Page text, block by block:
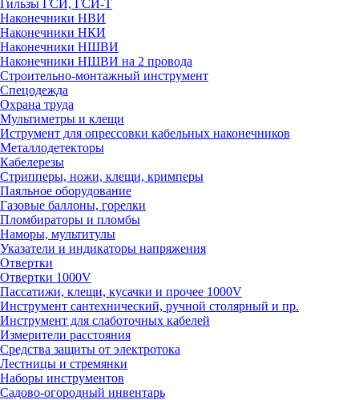
Гильзы ГСИ, ГСИ-Т
Наконечники НВИ
Наконечники НКИ
Наконечники НШВИ
Наконечники НШВИ на 2 провода
Строительно-монтажный инструмент
Спецодежда
Охрана труда
Мультиметры и клещи
Иструмент для опрессовки кабельных наконечников
Металлодетекторы
Кабелерезы
Стрипперы, ножи, клещи, кримперы
Паяльное оборудование
Газовые баллоны, горелки
Пломбираторы и пломбы
Наморы, мультитулы
Указатели и индикаторы напряжения
Отвертки
Отвертки 1000V
Пассатижи, клещи, кусачки и прочее 1000V
Инструмент сантехнический, ручной столярный и пр.
Инструмент для слаботочных кабелей
Измерители расстояния
Средства защиты от электротока
Лестницы и стремянки
Наборы инструментов
Садово-огородный инвентарь